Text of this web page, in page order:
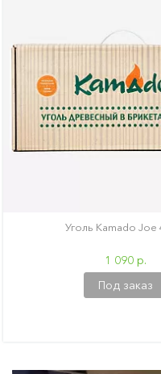
Уголь Kamado Joe
1 090 р.
Под заказ